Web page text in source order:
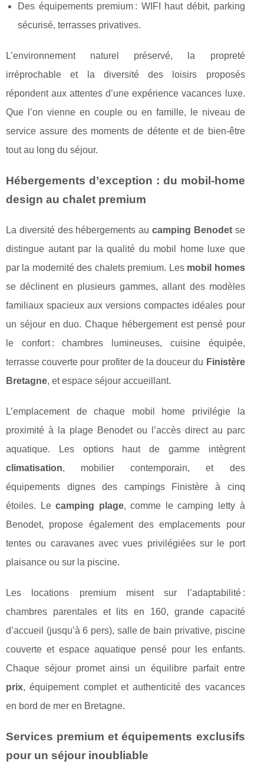
Des équipements premium : WIFI haut débit, parking
sécurisé, terrasses privatives.
L’environnement naturel préservé, la propreté
irréprochable et la diversité des loisirs proposés
répondent aux attentes d’une expérience vacances luxe.
Que l’on vienne en couple ou en famille, le niveau de
service assure des moments de détente et de bien-être
tout au long du séjour.
Hébergements d’exception : du mobil-home
design au chalet premium
La diversité des hébergements au camping Benodetse
distingue autant par la qualité du mobil home luxe que
par la modernité des chalets premium. Les mobil homes
se déclinent en plusieurs gammes, allant des modèles
familiaux spacieux aux versions compactes idéales pour
un séjour en duo. Chaque hébergement est pensé pour
le confort : chambres lumineuses, cuisine équipée,
terrasse couverte pour profiter de la douceur du Finistère
Bretagne, et espace séjour accueillant.
L’emplacement de chaque mobil home privilégie la
proximité à la plage Benodet ou l’accès direct au parc
aquatique. Les options haut de gamme intègrent
climatisation, mobilier contemporain, et des
équipements dignes des campings Finistère à cinq
étoiles. Lecamping plage, comme le camping letty à
Benodet, propose également des emplacements pour
tentes ou caravanes avec vues privilégiées sur le port
plaisance ou sur la piscine.
Les locations premium misent sur l’adaptabilité :
chambres parentales et lits en 160, grande capacité
d’accueil (jusqu’à 6 pers), salle de bain privative, piscine
couverte et espace aquatique pensé pour les enfants.
Chaque séjour promet ainsi un équilibre parfait entre
prix, équipement complet et authenticité des vacances
en bord de mer en Bretagne.
Services premium et équipements exclusifs
pour un séjour inoubliable